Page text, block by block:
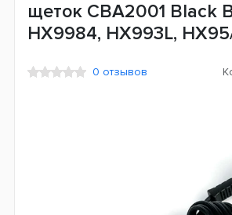
щеток CBA2001 Black
HX9984, HX993L,
0 отзывов